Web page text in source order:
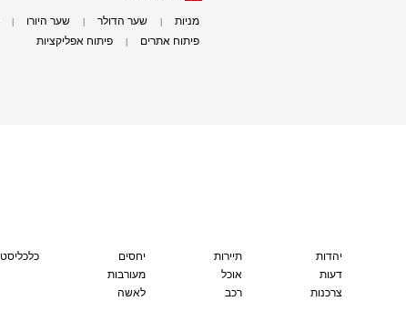
מניות שער הדולר שער היורו
פיתוח אתרים פיתוח אפליקציות
יהדות
דעות
צרכנות
תיירות
אוכל
רכב
יחסים
מעורבות
לאשה
כלכליסט